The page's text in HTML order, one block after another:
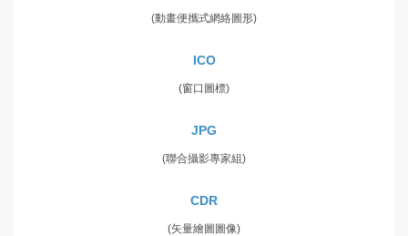
(動畫便攜式網絡圖形)
ICO
(窗口圖標)
JPG
(聯合攝影專家組)
CDR
(矢量繪圖圖像)